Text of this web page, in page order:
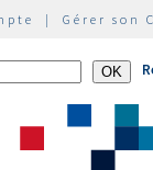
| Gérer son